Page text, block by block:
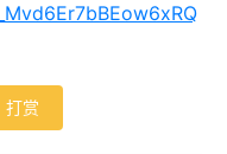
打赏